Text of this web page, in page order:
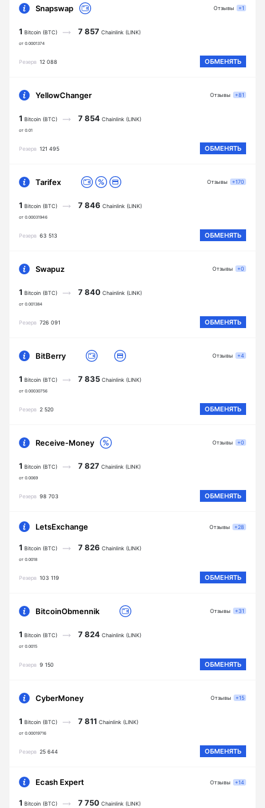
Snapswap
1 Bitcoin (BTC)
от 0.0001374
7 857 Chainlink (LINK)
Резерв 12 088 ОБМЕНЯТЬ
Отзывы +1
YellowChanger
1 Bitcoin (BTC)
от 0.01
7 854 Chainlink (LINK)
Резерв 121 495 ОБМЕНЯТЬ
Отзывы +81
Tarifex
1 Bitcoin (BTC)
от 0.00031946
7 846 Chainlink (LINK)
Резерв 63 513 ОБМЕНЯТЬ
Отзывы +170
Swapuz
1 Bitcoin (BTC)
от 0.001384
7 840 Chainlink (LINK)
Резерв 726 091 ОБМЕНЯТЬ
Отзывы +0
BitBerry
1 Bitcoin (BTC)
от 0.00030756
7 835 Chainlink (LINK)
Резерв 2 520 ОБМЕНЯТЬ
Отзывы +4
Receive-Money
1 Bitcoin (BTC)
от 0.0069
7 827 Chainlink (LINK)
Резерв 98 703 ОБМЕНЯТЬ
Отзывы +0
LetsExchange
1 Bitcoin (BTC)
от 0.0018
7 826 Chainlink (LINK)
Резерв 103 119 ОБМЕНЯТЬ
Отзывы +28
BitcoinObmennik
1 Bitcoin (BTC)
от 0.0015
7 824 Chainlink (LINK)
Резерв 9 150 ОБМЕНЯТЬ
Отзывы +31
CyberMoney
1 Bitcoin (BTC)
от 0.00019716
7 811 Chainlink (LINK)
Резерв 25 644 ОБМЕНЯТЬ
Отзывы +15
Ecash Expert
1 Bitcoin (BTC) 7 750 Chainlink (LINK)
Отзывы +14